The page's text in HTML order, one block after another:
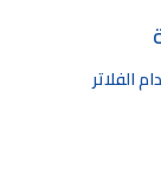
الفلاتر